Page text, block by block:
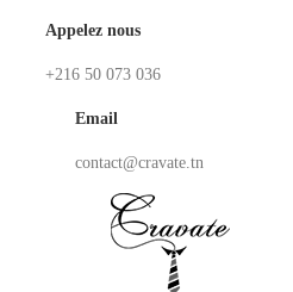
Appelez nous
+216 50 073 036
Email
contact@cravate.tn